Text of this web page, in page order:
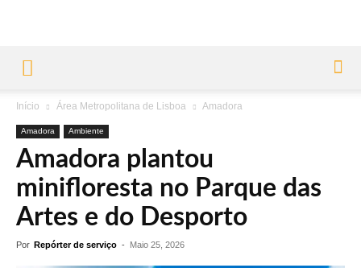
Início Área Metropolitana de Lisboa Amadora
Amadora Ambiente
Amadora plantou
minifloresta no Parque das
Artes e do Desporto
Por Repórter de serviço - Maio 25, 2026